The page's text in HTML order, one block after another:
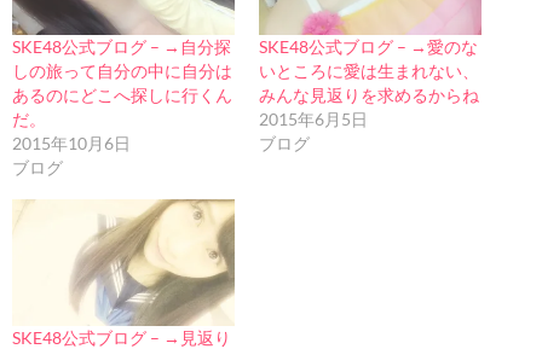
SKE48公式ブログ – →自分探
しの旅って自分の中に自分は
あるのにどこへ探しに行くん
だ。
2015年10月6日
ブログ
SKE48公式ブログ – →愛のな
いところに愛は生まれない、
みんな見返りを求めるからね
2015年6月5日
ブログ
SKE48公式ブログ – →見返り